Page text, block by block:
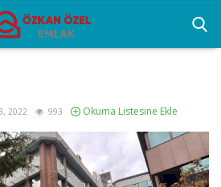
2022 993 Okuma Listesine Ekle